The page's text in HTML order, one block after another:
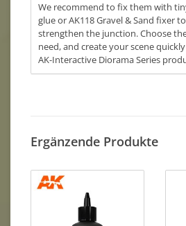
We recommend to fix them with
glue or AK118 Gravel & Sand fixer
strengthen the junction. Choose
need, and create your scene
AK-Interactive Diorama Series
Ergänzende Produkte